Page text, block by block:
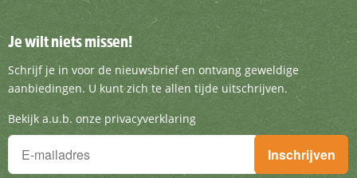
Je wilt niets missen!
Schrijf je in voor de nieuwsbrief en ontvang
Je wilt niets missen!
Schrijf je in voor de nieuwsbrief en ontvang geweldige
aanbiedingen. U kunt zich te allen tijde uitschrijven.
Bekijk a.u.b. onze privacyverklaring
Je wilt niets missen!
Schrijf je in voor de nieuwsbrief en ontvang geweldige
Inschrijven